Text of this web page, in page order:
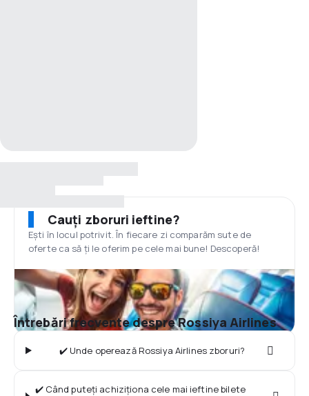
Cauți zboruri ieftine?
Ești în locul potrivit. În fiecare zi comparăm sute de
oferte ca să ți le oferim pe cele mai bune! Descoperă!
Întrebări frecvente despre Rossiya Airlines
✔️ Unde operează Rossiya Airlines zboruri?
✔️ Când puteți achiziționa cele mai ieftine bilete